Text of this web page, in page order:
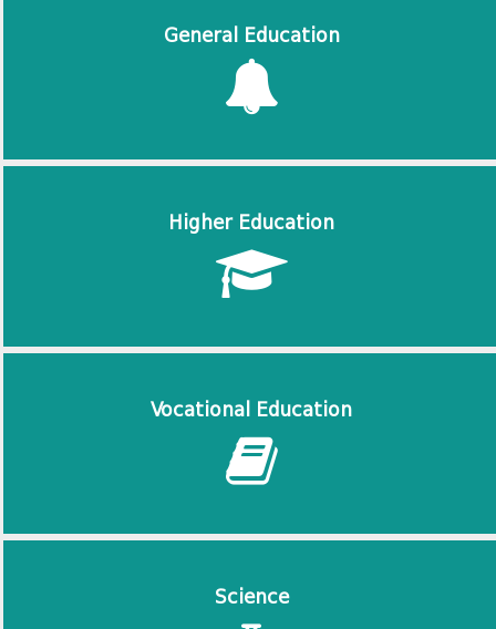
General Education
Higher Education
Vocational Education
Science